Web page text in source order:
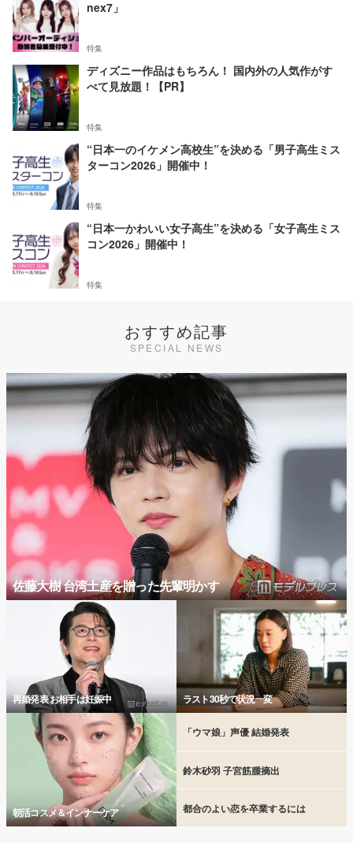
nex7」
特集
ディズニー作品はもちろん！ 国内外の人気作がす
べて見放題！【PR】
特集
“日本一のイケメン高校生”を決める「男子高生ミス
ターコン2026」開催中！
特集
“日本一かわいい女子高生”を決める「女子高生ミス
コン2026」開催中！
特集
おすすめ記事
SPECIAL NEWS
佐藤大樹 台湾土産を贈った先輩明かす
再婚発表 お相手は妊娠中 ラスト30秒で状況一変
朝活コスメ＆インナーケア
「ウマ娘」声優 結婚発表
鈴木砂羽 子宮筋腫摘出
都合のよい恋を卒業するには